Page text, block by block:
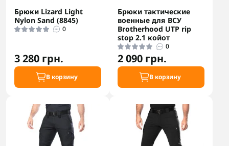
Брюки Lizard Light
Nylon Sand (8845)
0
3 280 грн.
В корзину
Брюки тактические
военные для ВСУ
Brotherhood UTP rip
stop 2.1 койот
0
2 090 грн.
В корзину